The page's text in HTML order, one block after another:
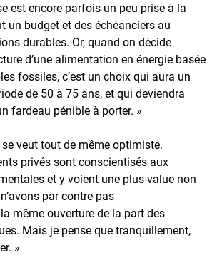
est encore parfois un peu prise à la
un budget et des échéanciers au
durables. Or, quand on décide
d’une alimentation en énergie basée
fossiles, c’est un choix qui aura un
de 50 à 75 ans, et qui deviendra
fardeau pénible à porter. »
se veut tout de même optimiste.
privés sont conscientisés aux
et y voient une plus-value non
par contre pas
même ouverture de la part des
Mais je pense que tranquillement,
»